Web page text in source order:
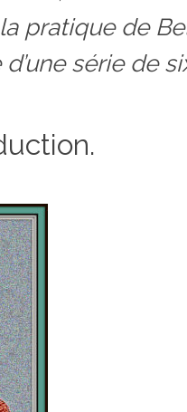
pratique de
série de